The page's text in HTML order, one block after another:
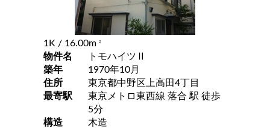
1K / 16.00m 2
物件名
トモハイツⅡ
築年
1970年10月
住所
東京都中野区上高田4丁目
最寄駅
東京メトロ東西線 落合 駅 徒歩
5分
構造
木造